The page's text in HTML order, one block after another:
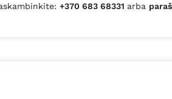
+370 683 68331 arba